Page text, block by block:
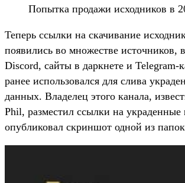
Попытка продажи исходников в
Теперь ссылки на скачивание
появились во множестве источников,
Discord, сайты в даркнете и Telegram-
ранее использовался для слива
данных. Владелец этого канала,
Phil, разместил ссылки на украденные
опубликовал скриншот одной из